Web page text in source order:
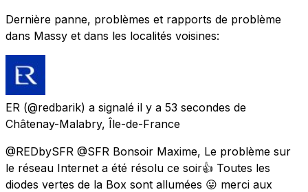
Dernière panne, problèmes et rapports de problème
dans Massy et dans les localités voisines:
ER (@redbarik) a signalé il y a 53 secondes de
Châtenay-Malabry, Île-de-France
@REDbySFR @SFR Bonsoir Maxime, Le problème sur
le réseau Internet a été résolu ce soir👍 Toutes les
diodes vertes de la Box sont allumées 😛 merci aux